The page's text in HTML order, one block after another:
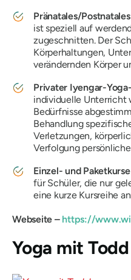
Pränatales/
ist speziell auf
zugeschnitten. Der
Körperhaltungen,
verändernden Körper
Privater Iyengar-
individuelle Unterricht
Bedürfnisse
Behandlung
Verletzungen,
Verfolgung
Einzel- und
für Schüler, die nur
eine kurze Kursreihe
Webseite – https://
Yoga mit Todd